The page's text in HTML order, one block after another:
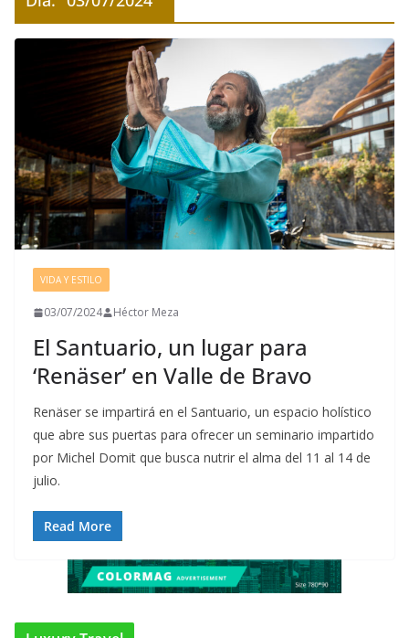
VIDA Y ESTILO
03/07/2024 Héctor Meza
El Santuario, un lugar para
‘Renäser’ en Valle de Bravo
Renäser se impartirá en el Santuario, un espacio holístico
que abre sus puertas para ofrecer un seminario impartido
por Michel Domit que busca nutrir el alma del 11 al 14 de
julio.
Read More